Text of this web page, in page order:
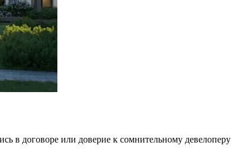
в договоре или доверие к сомнительному девелоперу